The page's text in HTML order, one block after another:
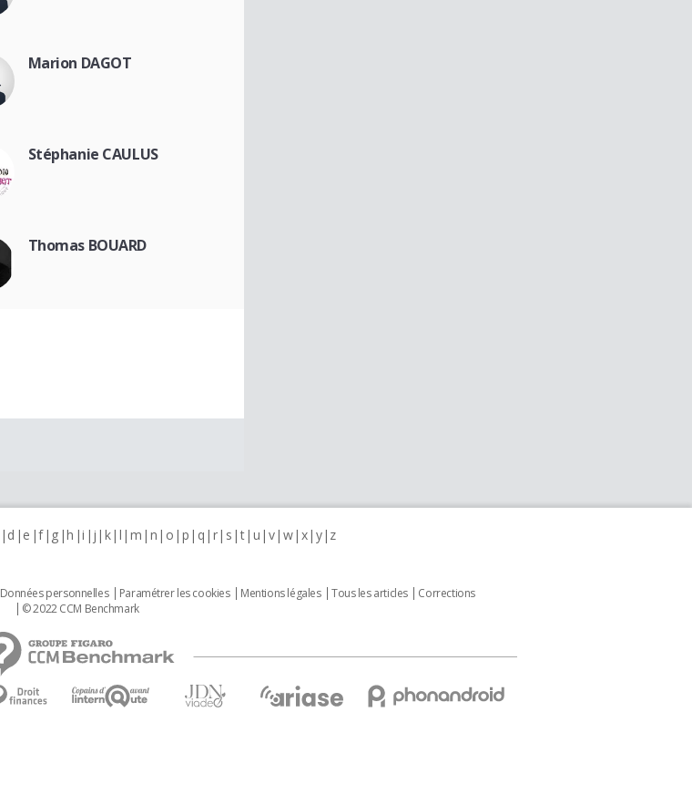
Marion DAGOT
Stéphanie CAULUS
Thomas BOUARD
d e f g h i j k l m n o p q r s t u v w x y z
Données personnelles Paramétrer les cookies Mentions légales Tous les articles
Corrections
© 2022 CCM Benchmark